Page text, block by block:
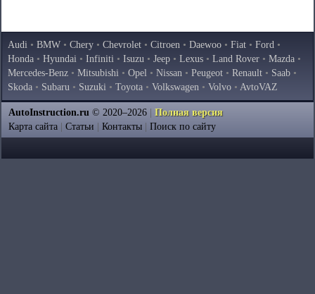
Audi • BMW • Chery • Chevrolet • Citroen • Daewoo • Fiat • Ford •
Honda • Hyundai • Infiniti • Isuzu • Jeep • Lexus • Land Rover • Mazda •
Mercedes-Benz • Mitsubishi • Opel • Nissan • Peugeot • Renault • Saab •
Skoda • Subaru • Suzuki • Toyota • Volkswagen • Volvo • AvtoVAZ
AutoInstruction.ru © 2020–2026
Полная версия
Карта сайта
Статьи Контакты Поиск по сайту